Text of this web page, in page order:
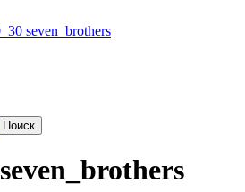
seven_brothers